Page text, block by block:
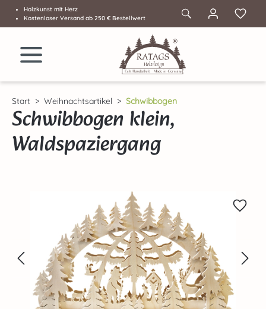
Zum Hauptinhalt springen
Holzkunst mit Herz
Kostenloser Versand ab 250 € Bestellwert
Start Weihnachtsartikel Schwibbogen
Schwibbogen klein,
Waldspaziergang